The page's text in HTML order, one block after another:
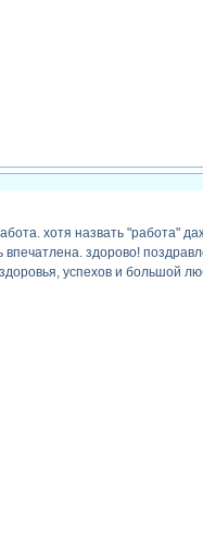
хотя назвать "работа"
здорово!
здоровья, успехов и большой